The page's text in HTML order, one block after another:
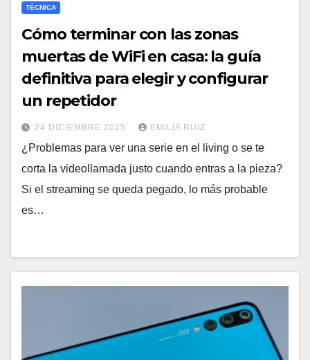
TÉCNICA
Cómo terminar con las zonas
muertas de WiFi en casa: la guía
definitiva para elegir y configurar
un repetidor
24 DICIEMBRE 2025 EMILIA RUIZ
¿Problemas para ver una serie en el living o se te
corta la videollamada justo cuando entras a la pieza?
Si el streaming se queda pegado, lo más probable
es…